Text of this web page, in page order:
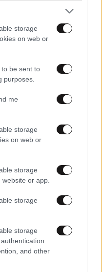
storage
on web or
be sent to
purposes.
me
storage
on web or
storage
or app.
storage
storage
and other
Τι πρέπει να
Νείλου στην